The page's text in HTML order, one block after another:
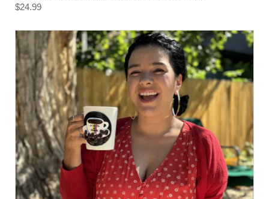
$24.99